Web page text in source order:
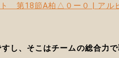
第18節A柏△０ー０ | アル
し、そこはチームの総合力